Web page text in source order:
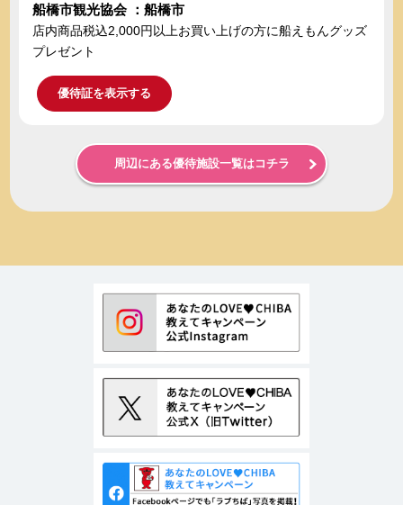
船橋市観光協会 ：船橋市
店内商品税込2,000円以上お買い上げの方に船えもんグッズ
プレゼント
優待証を表示する
周辺にある優待施設一覧はコチラ